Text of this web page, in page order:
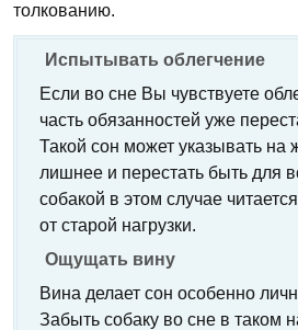
толкованию.
Испытывать облегчение
Если во сне Вы чувствуете
часть обязанностей уже
Такой сон может указывать на
лишнее и перестать быть для
собакой в этом случае
от старой нагрузки.
Ощущать вину
Вина делает сон особенно
Забыть собаку во сне в таком